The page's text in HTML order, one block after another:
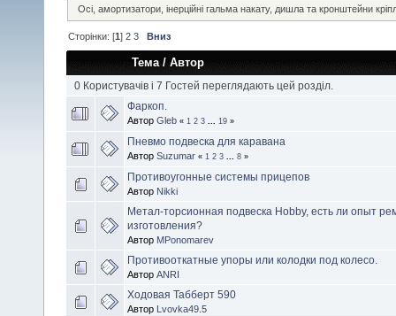
Осі, амортизатори, інерційні гальма накату, дишла та кронштейни
Сторінки: [1]2 3 Вниз
Тема/Автор
0 Користувачів і 7 Гостей переглядають цей розділ.
Фаркоп.
Автор Gleb « 1 2 3 ... 19 »
Пневмо подвеска для каравана
Автор Suzumar « 1 2 3 ... 8 »
Противоугонные системы прицепов
Автор Nikki
Метал-торсионная подвеска Hobby, есть ли опыт
изготовления?
Автор MPonomarev
Противооткатные упоры или колодки под колесо.
Автор ANRI
Ходовая Табберт 590
Автор Lvovka49.5